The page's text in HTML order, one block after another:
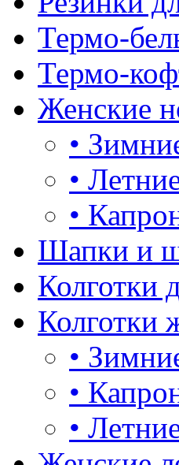
Термо-
Термо-
Женские
•
•
•
Шапки и
Колготки
Колготки
•
•
•